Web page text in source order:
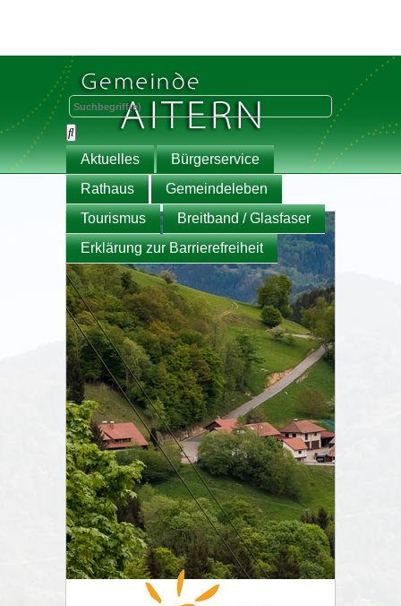
Aktuelles
Bürgerservice
Rathaus
Gemeindeleben
Tourismus
Breitband / Glasfaser
Erklärung zur Barrierefreiheit